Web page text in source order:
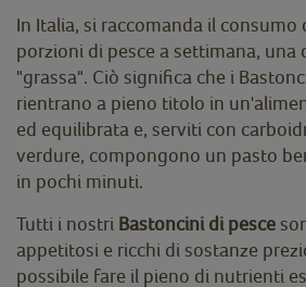
In Italia, si raccomanda il consumo
porzioni di pesce a settimana, una
"grassa". Ciò significa che i
rientrano a pieno titolo in
ed equilibrata e, serviti con
verdure, compongono un pasto
in pochi minuti.
Tutti i nostri Bastoncini di pesce
appetitosi e ricchi di sostanze
possibile fare il pieno di nutrienti